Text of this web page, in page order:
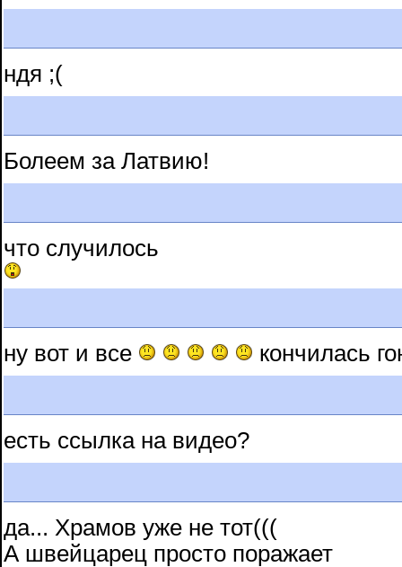
ндя ;(
Болеем за Латвию!
что случилось
ну вот и все кончилась
есть ссылка на видео?
да... Храмов уже не тот(((
А швейцарец просто поражает